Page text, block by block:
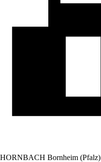
HORNBACH Bornheim (Pfalz)